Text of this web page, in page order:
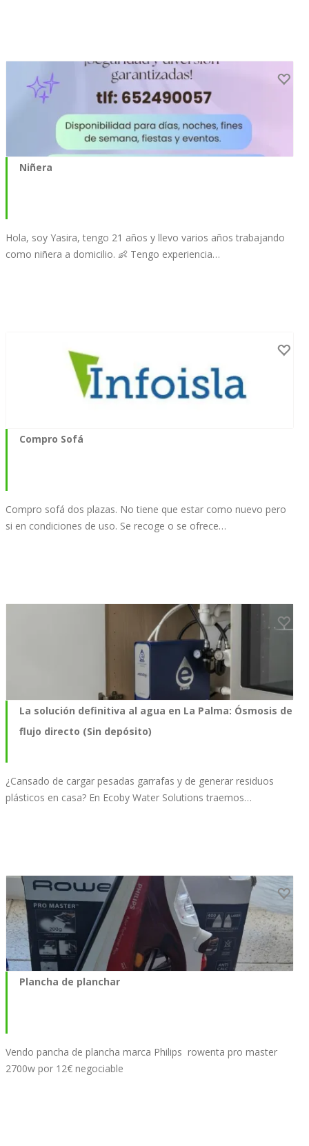
Niñera
Hola, soy Yasira, tengo 21 años y llevo varios años trabajando
como niñera a domicilio. 👶 Tengo experiencia…
Compro Sofá
Compro sofá dos plazas. No tiene que estar como nuevo pero
si en condiciones de uso. Se recoge o se ofrece…
La solución definitiva al agua en La Palma: Ósmosis de
flujo directo (Sin depósito)
¿Cansado de cargar pesadas garrafas y de generar residuos
plásticos en casa? En Ecoby Water Solutions traemos…
Plancha de planchar
Vendo pancha de plancha marca Philips rowenta pro master
2700w por 12€ negociable